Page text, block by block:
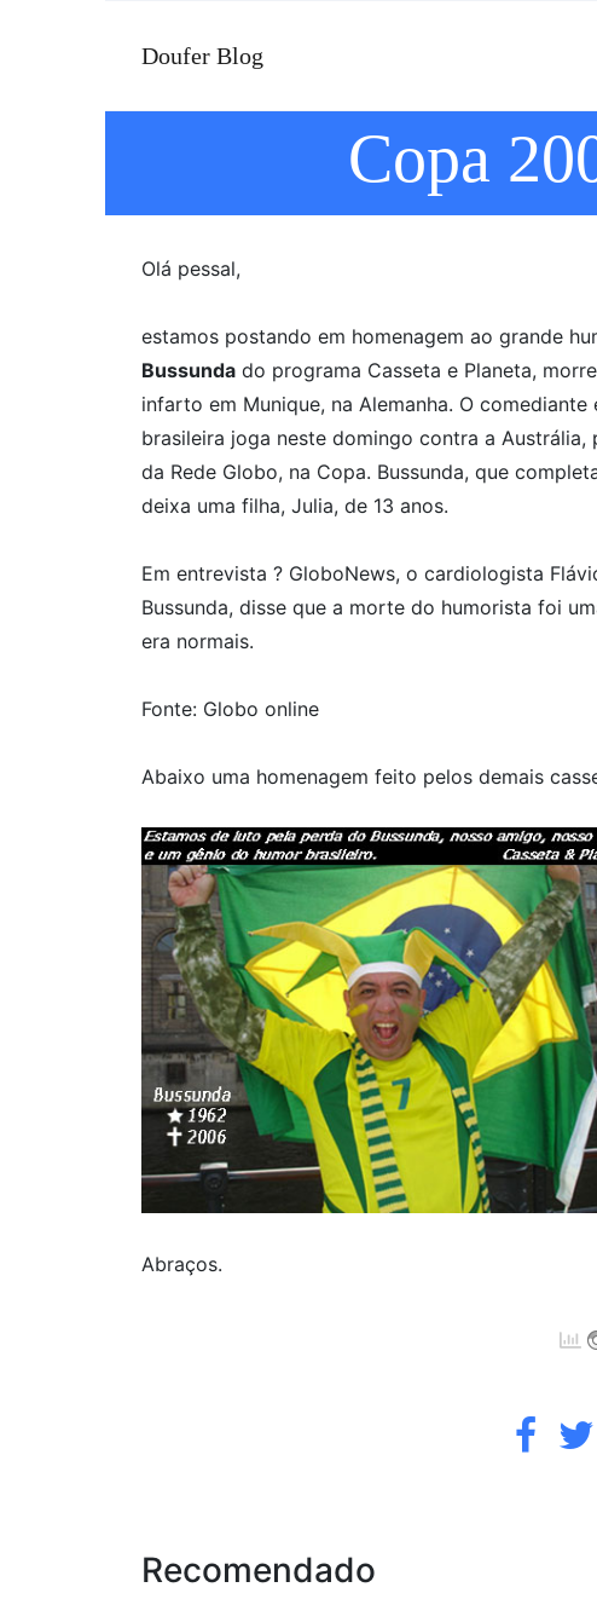
Doufer Blog
Copa
Olá pessal,
estamos postando em homenagem ao grande
Bussunda do programa Casseta e Planeta,
infarto em Munique, na Alemanha. O
brasileira joga neste domingo contra a Austrália,
da Rede Globo, na Copa. Bussunda, que
deixa uma filha, Julia, de 13 anos.
Em entrevista ? GloboNews, o cardiologista
Bussunda, disse que a morte do humorista foi
era normais.
Fonte: Globo online
Abaixo uma homenagem feito pelos demais
Abraços.
Recomendado